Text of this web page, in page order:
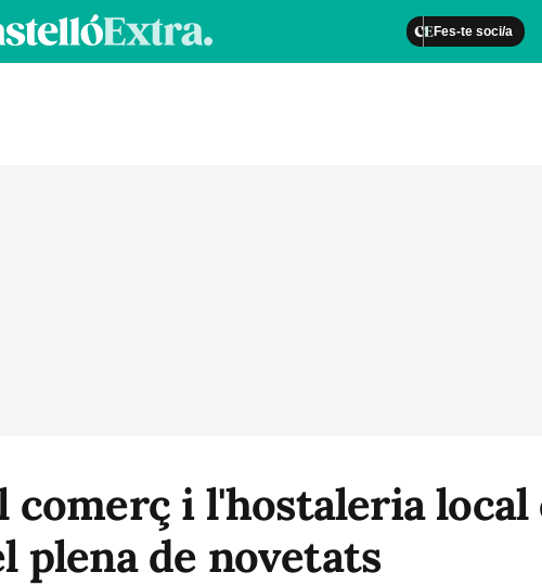
Fes-te soci/a
comerç i l'hostaleria local
plena de novetats